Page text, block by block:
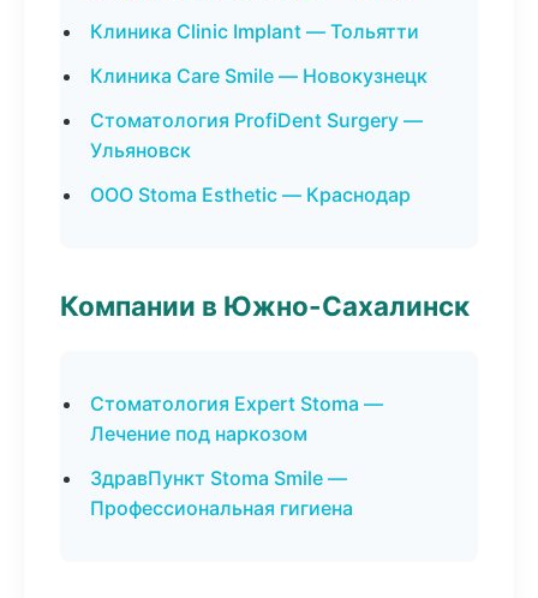
Клиника Clinic Implant — Тольятти
Клиника Care Smile — Новокузнецк
Стоматология ProfiDent Surgery —
Ульяновск
ООО Stoma Esthetic — Краснодар
Компании в Южно-Сахалинск
Стоматология Expert Stoma —
Лечение под наркозом
ЗдравПункт Stoma Smile —
Профессиональная гигиена